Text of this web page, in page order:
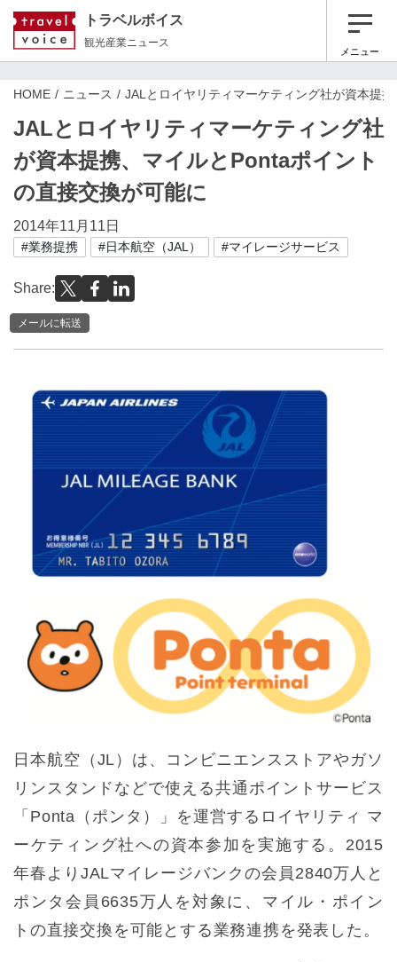
トラベルボイス
観光産業ニュース
メニュー
HOME ニュース JALとロイヤリティマーケティング社が資本提
JALとロイヤリティマーケティング社
が資本提携、マイルとPontaポイント
の直接交換が可能に
2014年11月11日
#業務提携 #日本航空（JAL） #マイレージサービス
Share:
メールに転送
日本航空（JL）は、コンビニエンスストアやガソ
リンスタンドなどで使える共通ポイントサービス
「Ponta（ポンタ）」を運営するロイヤリティ マ
ーケティング社への資本参加を実施する。2015
年春よりJALマイレージバンクの会員2840万人と
ポンタ会員6635万人を対象に、マイル・ポイン
トの直接交換を可能とする業務連携を発表した。